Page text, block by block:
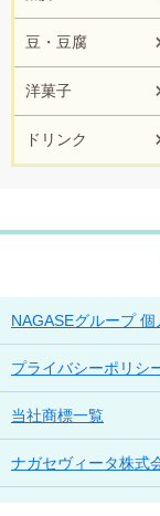
豆・豆腐
洋菓子
ドリンク
NAGASEグループ
プライバシーポリシ
当社商標一覧
ナガセヴィータ株式